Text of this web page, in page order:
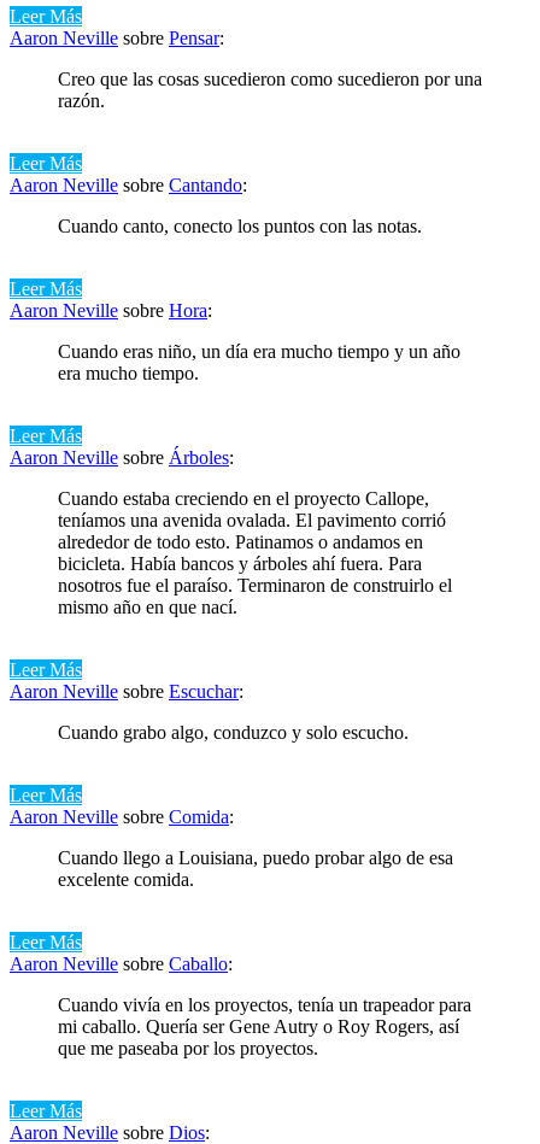
Leer Más
Aaron Neville sobre Pensar:
Creo que las cosas sucedieron como sucedieron por una
razón.
Leer Más
Aaron Neville sobre Cantando:
Cuando canto, conecto los puntos con las notas.
Leer Más
Aaron Neville sobre Hora:
Cuando eras niño, un día era mucho tiempo y un año
era mucho tiempo.
Leer Más
Aaron Neville sobre Árboles:
Cuando estaba creciendo en el proyecto Callope,
teníamos una avenida ovalada. El pavimento corrió
alrededor de todo esto. Patinamos o andamos en
bicicleta. Había bancos y árboles ahí fuera. Para
nosotros fue el paraíso. Terminaron de construirlo el
mismo año en que nací.
Leer Más
Aaron Neville sobre Escuchar:
Cuando grabo algo, conduzco y solo escucho.
Leer Más
Aaron Neville sobre Comida:
Cuando llego a Louisiana, puedo probar algo de esa
excelente comida.
Leer Más
Aaron Neville sobre Caballo:
Cuando vivía en los proyectos, tenía un trapeador para
mi caballo. Quería ser Gene Autry o Roy Rogers, así
que me paseaba por los proyectos.
Leer Más
Aaron Neville sobre Dios: